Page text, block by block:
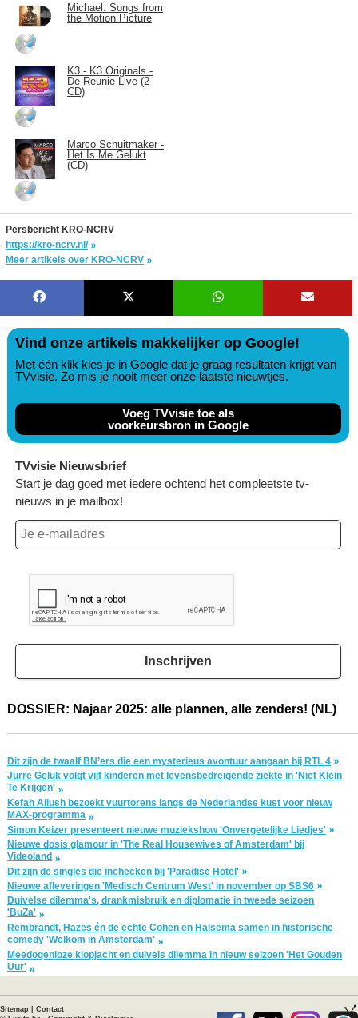
Michael: Songs from
the Motion Picture
K3 - K3 Originals -
De Reünie Live (2
CD)
Marco Schuitmaker -
Het Is Me Gelukt
(CD)
Persbericht KRO-NCRV
https://kro-ncrv.nl/
Meer artikels over KRO-NCRV
Vind onze artikels makkelijker op Google!
Met één klik kies je in Google dat je graag resultaten krijgt van
TVvisie. Zo mis je nooit meer onze laatste nieuwtjes.
Voeg TVvisie toe als
voorkeursbron in Google
TVvisie Nieuwsbrief
Start je dag goed met iedere ochtend het compleetste tv-
nieuws in je mailbox!
Inschrijven
DOSSIER: Najaar 2025: alle plannen, alle zenders! (NL)
Dit zijn de twaalf BN’ers die een mysterieus avontuur aangaan bij RTL 4
Jurre Geluk volgt vijf kinderen met levensbedreigende ziekte in 'Niet Klein
Te Krijgen'
Kefah Allush bezoekt vuurtorens langs de Nederlandse kust voor nieuw
MAX-programma
Simon Keizer presenteert nieuwe muziekshow 'Onvergetelijke Liedjes'
Nieuwe dosis glamour in 'The Real Housewives of Amsterdam' bij
Videoland
Dit zijn de singles die inchecken bij 'Paradise Hotel'
Nieuwe afleveringen 'Medisch Centrum West' in november op SBS6
Duivelse dilemma's, drankmisbruik en diplomatie in tweede seizoen
'BuZa'
Rembrandt, Hazes én de echte Cohen en Halsema samen in historische
comedy 'Welkom in Amsterdam'
Meedogenloze klopjacht en duivels dilemma in nieuw seizoen 'Het Gouden
Uur'
Sitemap
Contact